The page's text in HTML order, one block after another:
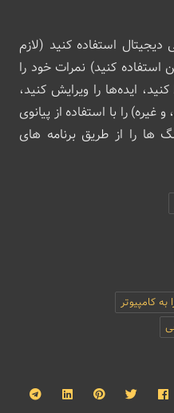
استفاده کنید (لازم
کنید) نمرات خود را
ایده‌ها را ویرایش کنید،
غیره) را با استفاده از پیانوی
ها را از طریق برنامه های
به کامپیوتر